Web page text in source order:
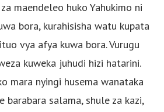
maendeleo huko Yahukimo ni
bora, kurahisisha watu kupata
vya afya kuwa bora. Vurugu
kuweka juhudi hizi hatarini.
mara nyingi husema wanataka
barabara salama, shule za kazi,